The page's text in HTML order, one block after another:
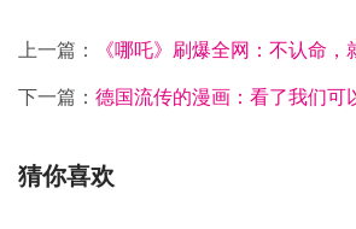
上一篇：
《哪吒》刷爆全网：不认命，
下一篇： 德国流传的漫画：看了我们可
猜你喜欢